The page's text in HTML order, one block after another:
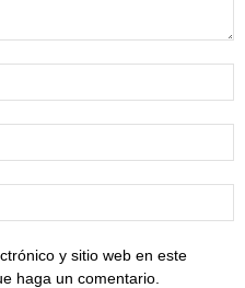
y sitio web en este
haga un comentario.